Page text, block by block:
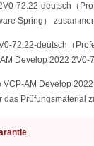
72.22-deutsch（
Spring）
72.22-deutsch（
Develop 2022
AM Develop
Prüfungsmaterial